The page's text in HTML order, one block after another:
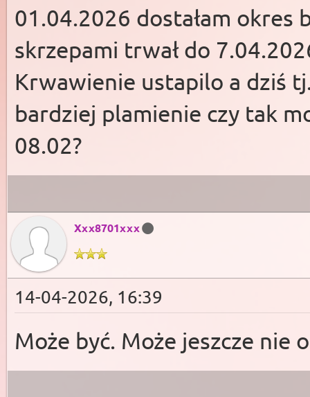
01.04.2026 dostałam okres
skrzepami trwał do
Krwawienie ustapilo a dziś
bardziej plamienie czy tak
08.02?
Xxx8701xxx
14-04-2026, 16:39
Może być. Może jeszcze nie